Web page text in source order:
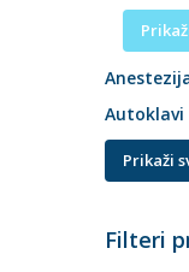
Autoklavi
Prikaži
Filteri